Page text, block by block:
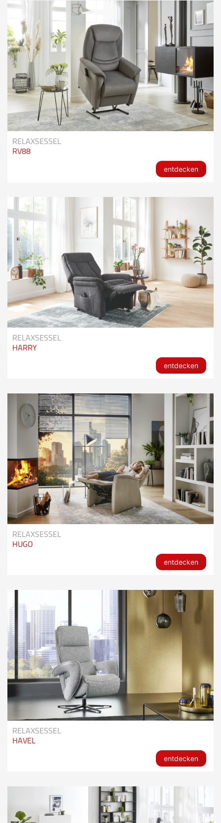
RELAXSESSEL
RV88
entdecken
RELAXSESSEL
HARRY
entdecken
RELAXSESSEL
HUGO
entdecken
RELAXSESSEL
HAVEL
entdecken